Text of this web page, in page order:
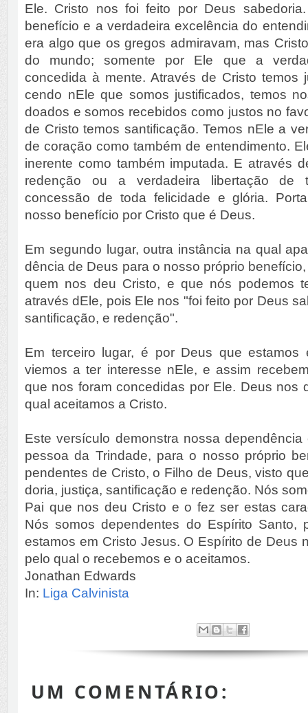
Ele. Cristo nos foi feito por Deus
benefício e a verdadeira excelência do
era algo que os gregos admiravam, mas
do mundo; somente por Ele que a
concedida à mente. Através de Cristo temos
cendo nEle que somos justificados, temos
doados e somos recebidos como justos no
de Cristo temos santificação. Temos nEle a
de coração como também de entendimento.
inerente como também imputada. E através
redenção ou a verdadeira libertação
concessão de toda felicidade e glória.
nosso benefício por Cristo que é Deus.
Em segundo lugar, outra instância na qual
dência de Deus para o nosso próprio
quem nos deu Cristo, e que nós podemos
através dEle, pois Ele nos "foi feito por Deus
santificação, e redenção".
Em terceiro lugar, é por Deus que estamos
viemos a ter interesse nEle, e assim
que nos foram concedidas por Ele. Deus nos
qual aceitamos a Cristo.
Este versículo demonstra nossa
pessoa da Trindade, para o nosso próprio
pendentes de Cristo, o Filho de Deus, visto
doria, justiça, santificação e redenção. Nós
Pai que nos deu Cristo e o fez ser estas
Nós somos dependentes do Espírito Santo,
estamos em Cristo Jesus. O Espírito de Deus
pelo qual o recebemos e o aceitamos.
Jonathan Edwards
In: Liga Calvinista
UM COMENTÁRIO: